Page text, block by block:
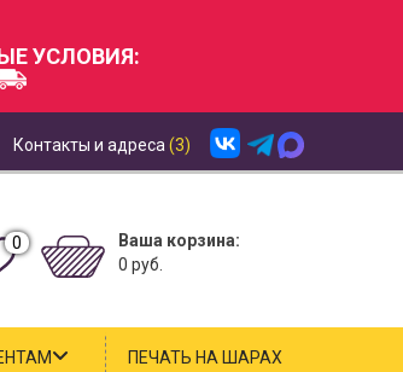
УСЛОВИЯ:
Контакты и адреса (3)
0
Ваша корзина:
0 руб.
ПЕЧАТЬ НА ШАРАХ